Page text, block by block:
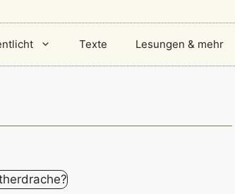
Texte Lesungen & mehr